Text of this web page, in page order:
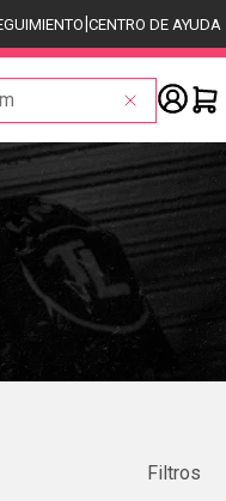
|CENTRO DE AYUDA